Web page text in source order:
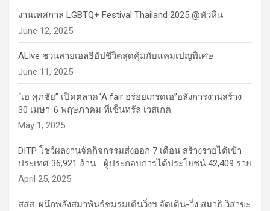
งานเทศกาล LGBTQ+ Festival Thailand 2025 @หัวหิน
June 12, 2025
ALive ชวนสายเฮลธีอัปชีวิตสุดคุ้มกับแคมเปญพิเศษ
June 11, 2025
“เอ ศุภชัย” เปิดตลาด“A fair อร่อยเกรดเอ”อลังการงานสร้าง
30 เมษา-6 พฤษภาคม ที่เซ็นทรัล เวสเกต
May 1, 2025
DITP โชว์ผลงานจัดกิจกรรมส่งออก 7 เดือน สร้างรายได้เข้า
ประเทศ 36,921 ล้าน ผู้ประกอบการได้ประโยชน์ 42,409 ราย
April 25, 2025
สสส. ผนึกพลังสมาพันธ์ชมรมเดินวิ่งฯ จัดเดิน-วิ่ง สมาธิ วิสาขะ